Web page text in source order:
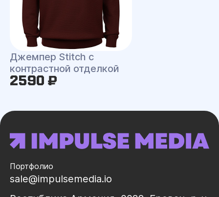
Джемпер Stitch с
контрастной отделкой
2590 ₽
Портфолио
sale@impulsemedia.io